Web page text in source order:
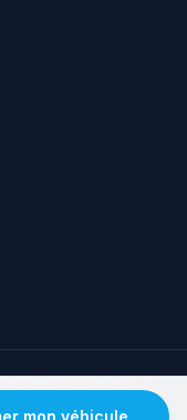
Agent formateur· ©
mon véhicule